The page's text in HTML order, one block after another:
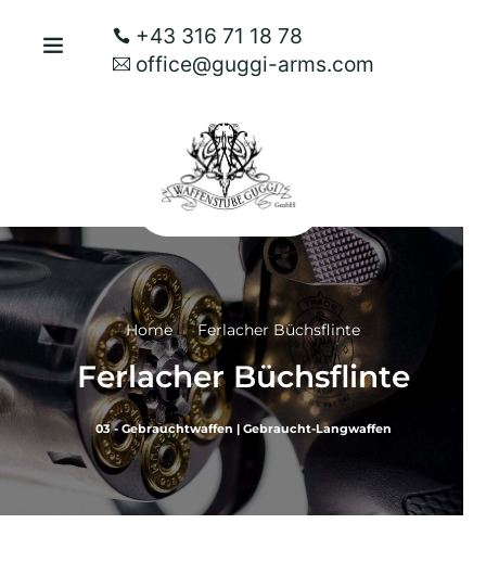
+43 316 71 18 78
office@guggi-arms.com
Home Ferlacher Büchsflinte
Ferlacher Büchsflinte
03 - Gebrauchtwaffen | Gebraucht-Langwaffen